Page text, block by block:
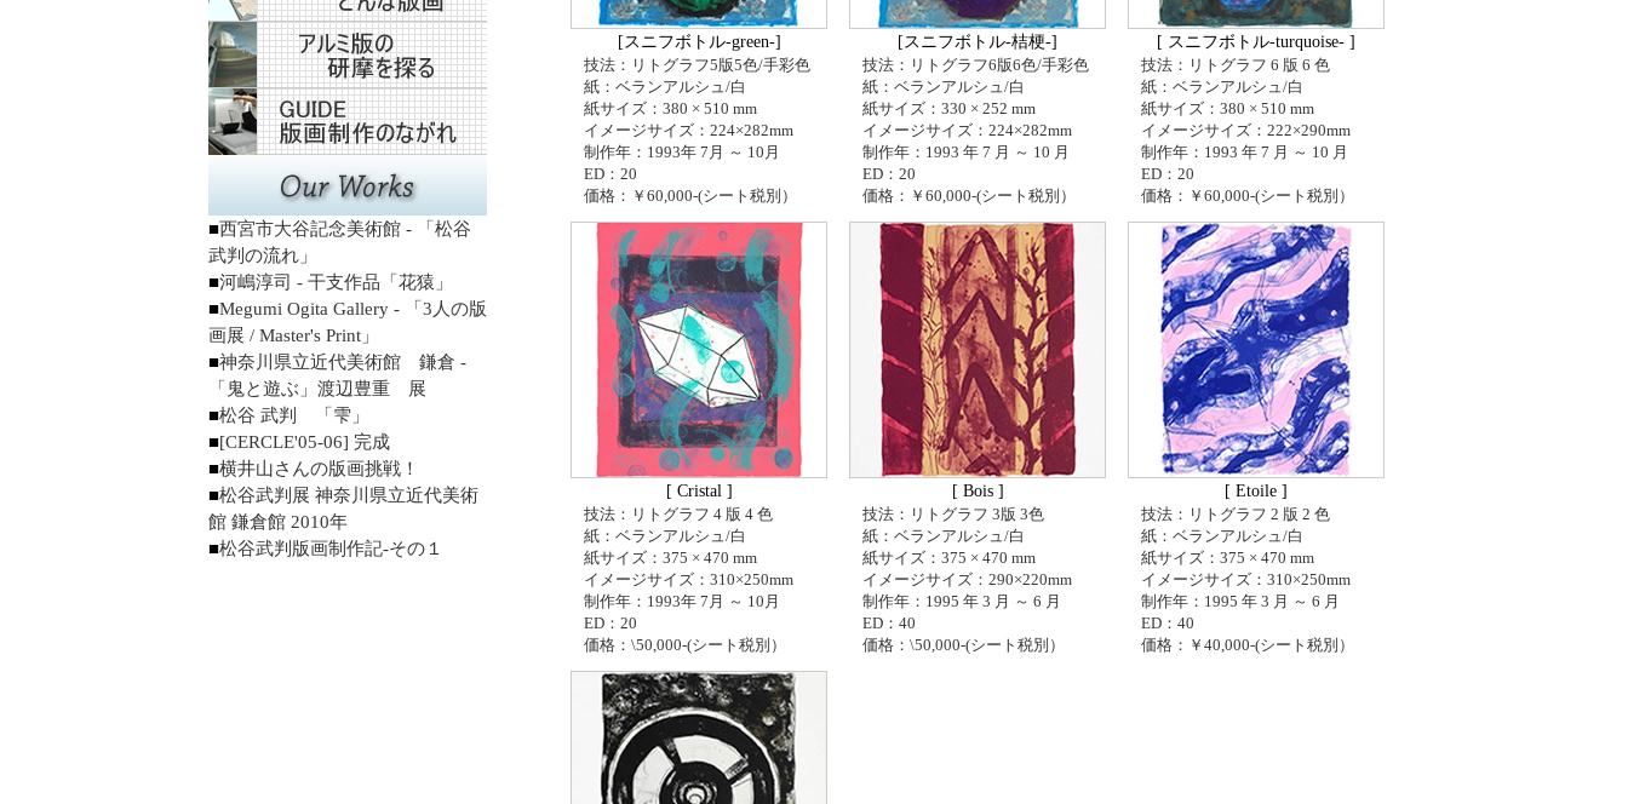
[スニフボトル-green-]
技法：リトグラフ5版5色/手彩色
紙：ベランアルシュ/白
紙サイズ：380 × 510 mm
イメージサイズ：224×282mm
制作年：1993年 7月 ～ 10月
ED：20
価格：￥60,000-(シート税別）
[スニフボトル-桔梗-]
技法：リトグラフ6版6色/手彩色
紙：ベランアルシュ/白
紙サイズ：330 × 252 mm
イメージサイズ：224×282mm
制作年：1993 年 7 月 ～ 10 月
ED：20
価格：￥60,000-(シート税別）
[ スニフボトル-turquoise- ]
技法：リトグラフ 6 版 6 色
紙：ベランアルシュ/白
紙サイズ：380 × 510 mm
イメージサイズ：222×290mm
制作年：1993 年 7 月 ～ 10 月
ED：20
価格：￥60,000-(シート税別）
[ Cristal ]
技法：リトグラフ 4 版 4 色
紙：ベランアルシュ/白
紙サイズ：375 × 470 mm
イメージサイズ：310×250mm
制作年：1993年 7月 ～ 10月
ED：20
価格：\50,000-(シート税別）
[ Bois ]
技法：リトグラフ 3版 3色
紙：ベランアルシュ/白
紙サイズ：375 × 470 mm
イメージサイズ：290×220mm
制作年：1995 年 3 月 ～ 6 月
ED：40
価格：\50,000-(シート税別）
[ Etoile ]
技法：リトグラフ 2 版 2 色
紙：ベランアルシュ/白
紙サイズ：375 × 470 mm
イメージサイズ：310×250mm
制作年：1995 年 3 月 ～ 6 月
ED：40
価格：￥40,000-(シート税別）